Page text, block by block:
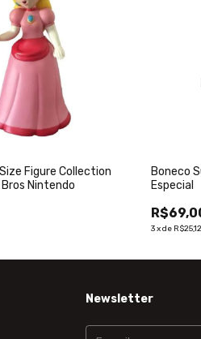
Figure Collection
Nintendo
Boneco
Especial
3xde R$25,12
Newsletter